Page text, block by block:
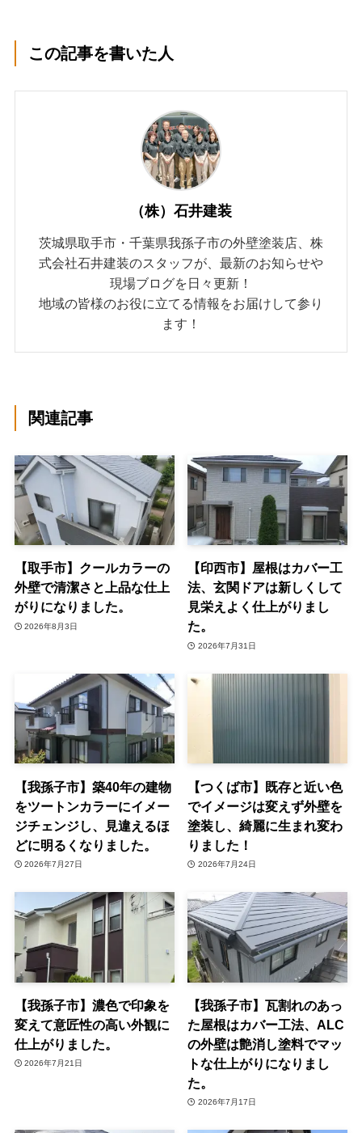
この記事を書いた人
（株）石井建装
茨城県取手市・千葉県我孫子市の外壁塗装店、株
式会社石井建装のスタッフが、最新のお知らせや
現場ブログを日々更新！
地域の皆様のお役に立てる情報をお届けして参り
ます！
関連記事
【取手市】クールカラーの
外壁で清潔さと上品な仕上
がりになりました。
2026年8月3日
【印西市】屋根はカバー工
法、玄関ドアは新しくして
見栄えよく仕上がりまし
た。
2026年7月31日
【我孫子市】築40年の建物
をツートンカラーにイメー
ジチェンジし、見違えるほ
どに明るくなりました。
2026年7月27日
【つくば市】既存と近い色
でイメージは変えず外壁を
塗装し、綺麗に生まれ変わ
りました！
2026年7月24日
【我孫子市】濃色で印象を
変えて意匠性の高い外観に
仕上がりました。
2026年7月21日
【我孫子市】瓦割れのあっ
た屋根はカバー工法、ALC
の外壁は艶消し塗料でマッ
トな仕上がりになりまし
た。
2026年7月17日